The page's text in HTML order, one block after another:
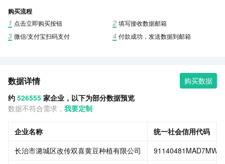
购买流程
1 点击立即购买按钮 2 填写接收数据邮箱
3 微信/支付宝扫码支付 4 付款成功，发送数据到邮箱
数据详情
购买数据
约 526555 家企业，以下为部分数据预览
数据不符合需求， 我要定制
企业名称
长治市潞城区改传双喜黄豆种植有限公司
统一社会信用代码